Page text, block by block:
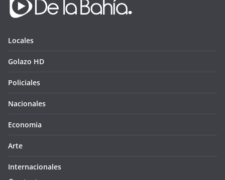
Locales
Golazo HD
Policiales
Nacionales
Economia
Arte
Internacionales